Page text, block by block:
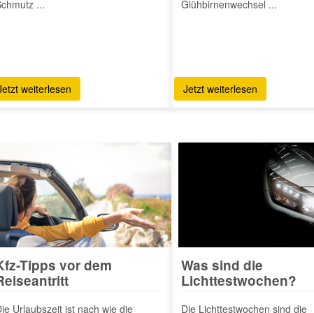
...
weiterlesen
Glühbirnenwechsel ...
Jetzt weiterlesen
Tipps vor dem
Urlaubszeit ist nach wie die
Was sind die
Lichttestwochen?
Die Lichttestwochen sind die